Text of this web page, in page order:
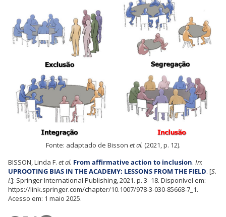
Fonte: adaptado de Bisson et al. (2021, p. 12).
BISSON, Linda F. et al. From affirmative action to inclusion. In:
UPROOTING BIAS IN THE ACADEMY: LESSONS FROM THE FIELD. [S.
l.]: Springer International Publishing, 2021. p. 3–18. Disponível em:
https://link.springer.com/chapter/10.1007/978-3-030-85668-7_1.
Acesso em: 1 maio 2025.